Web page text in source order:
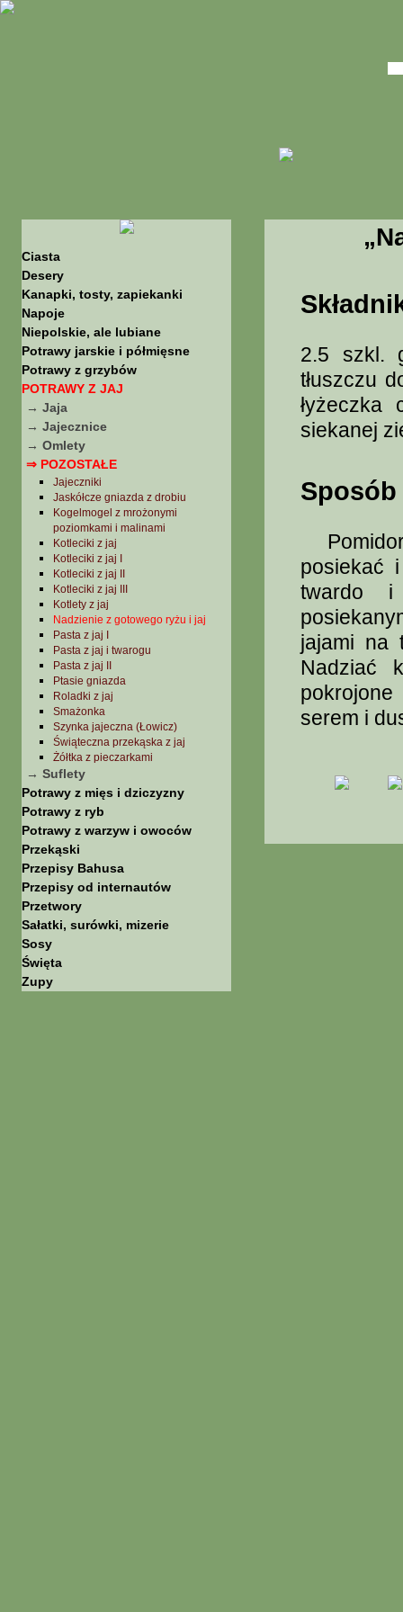
Ciasta
Desery
Kanapki, tosty, zapiekanki
Napoje
Niepolskie, ale lubiane
Potrawy jarskie i półmięsne
Potrawy z grzybów
POTRAWY Z JAJ
→ Jaja
→ Jajecznice
→ Omlety
⇒ POZOSTAŁE
Jajeczniki
Jaskółcze gniazda z drobiu
Kogelmogel z mrożonymi
poziomkami i malinami
Kotleciki z jaj
Kotleciki z jaj I
Kotleciki z jaj II
Kotleciki z jaj III
Kotlety z jaj
Nadzienie z gotowego ryżu i jaj
Pasta z jaj I
Pasta z jaj i twarogu
Pasta z jaj II
Ptasie gniazda
Roladki z jaj
Smażonka
Szynka jajeczna (Łowicz)
Świąteczna przekąska z jaj
Żółtka z pieczarkami
→ Suflety
Potrawy z mięs i dziczyzny
Potrawy z ryb
Potrawy z warzyw i owoców
Przekąski
Przepisy Bahusa
Przepisy od internautów
Przetwory
Sałatki, surówki, mizerie
Sosy
Święta
Zupy
2.5 szkl.
tłuszczu
łyżeczka
siekanej
posiekać
twardo i
jajami na
Nadziać
serem i